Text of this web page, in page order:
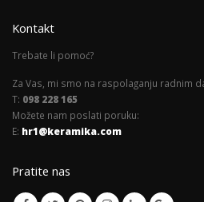
Kontakt
Trebate li pomoć?
Za Vas, mi smo na raspolaganju radnim
T: 098 228 165
Možete nam poslati poruku:
E: hr1@keramika.com
Pratite nas